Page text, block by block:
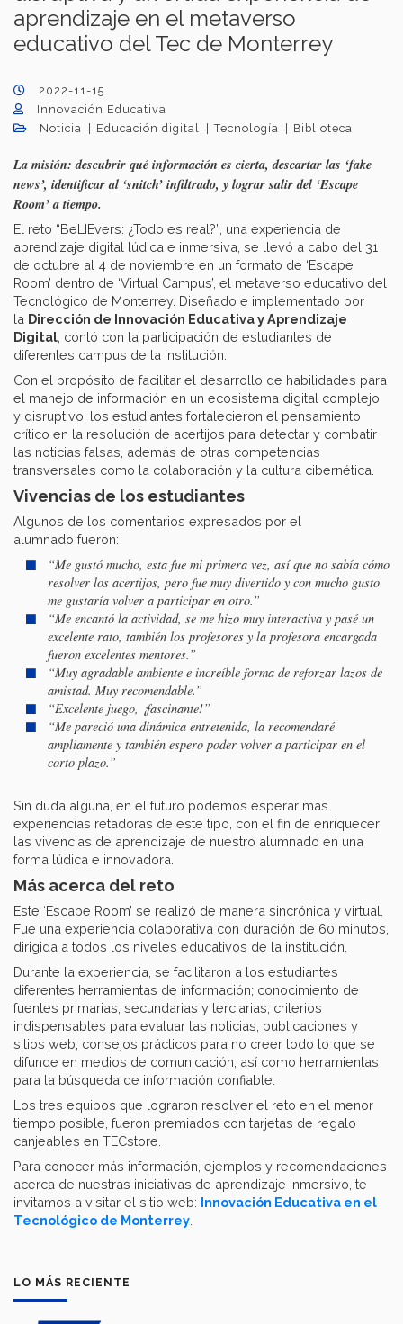
aprendizaje en el metaverso
educativo del Tec de Monterrey
2022-11-15
Innovación Educativa
Noticia
Educación digital Tecnología Biblioteca
La misión: descubrir qué información es cierta, descartar las ‘fake
news’, identificar al ‘snitch’ infiltrado, y lograr salir del ‘Escape
Room’ a tiempo.
El reto “BeLIEvers: ¿Todo es real?”, una experiencia de
aprendizaje digital lúdica e inmersiva, se llevó a cabo del 31
de octubre al 4 de noviembre en un formato de ‘Escape
Room’ dentro de ‘Virtual Campus’, el metaverso educativo del
Tecnológico de Monterrey. Diseñado e implementado por
la Dirección de Innovación Educativa y Aprendizaje
Digital , contó con la participación de estudiantes de
diferentes campus de la institución.
Con el propósito de facilitar el desarrollo de habilidades para
el manejo de información en un ecosistema digital complejo
y disruptivo, los estudiantes fortalecieron el pensamiento
crítico en la resolución de acertijos para detectar y combatir
las noticias falsas, además de otras competencias
transversales como la colaboración y la cultura cibernética.
Vivencias de los estudiantes
Algunos de los comentarios expresados por el
alumnado fueron:
“Me gustó mucho, esta fue mi primera vez, así que no sabía cómo
resolver los acertijos, pero fue muy divertido y con mucho gusto
me gustaría volver a participar en otro.”
“Me encantó la actividad, se me hizo muy interactiva y pasé un
excelente rato, también los profesores y la profesora encargada
fueron excelentes mentores.”
“Muy agradable ambiente e increíble forma de reforzar lazos de
amistad. Muy recomendable.”
“Excelente juego, ¡fascinante!”
“Me pareció una dinámica entretenida, la recomendaré
ampliamente y también espero poder volver a participar en el
corto plazo.”
Sin duda alguna, en el futuro podemos esperar más
experiencias retadoras de este tipo, con el fin de enriquecer
las vivencias de aprendizaje de nuestro alumnado en una
forma lúdica e innovadora.
Más acerca del reto
Este ‘Escape Room’ se realizó de manera sincrónica y virtual.
Fue una experiencia colaborativa con duración de 60 minutos,
dirigida a todos los niveles educativos de la institución.
Durante la experiencia, se facilitaron a los estudiantes
diferentes herramientas de información; conocimiento de
fuentes primarias, secundarias y terciarias; criterios
indispensables para evaluar las noticias, publicaciones y
sitios web; consejos prácticos para no creer todo lo que se
difunde en medios de comunicación; así como herramientas
para la búsqueda de información confiable.
Los tres equipos que lograron resolver el reto en el menor
tiempo posible, fueron premiados con tarjetas de regalo
canjeables en TECstore.
Para conocer más información, ejemplos y recomendaciones
acerca de nuestras iniciativas de aprendizaje inmersivo, te
invitamos a visitar el sitio web: Innovación Educativa en el
Tecnológico de Monterrey
LO MÁS RECIENTE